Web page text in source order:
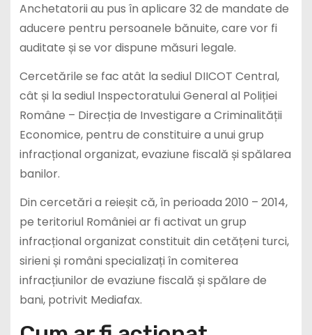
Anchetatorii au pus în aplicare 32 de mandate de
aducere pentru persoanele bănuite, care vor fi
auditate și se vor dispune măsuri legale.
Cercetările se fac atât la sediul DIICOT Central,
cât și la sediul Inspectoratului General al Poliției
Române – Direcția de Investigare a Criminalității
Economice, pentru de constituire a unui grup
infracțional organizat, evaziune fiscală și spălarea
banilor.
Din cercetări a reieșit că, în perioada 2010 – 2014,
pe teritoriul României ar fi activat un grup
infracțional organizat constituit din cetățeni turci,
sirieni și români specializați în comiterea
infracțiunilor de evaziune fiscală și spălare de
bani, potrivit Mediafax.